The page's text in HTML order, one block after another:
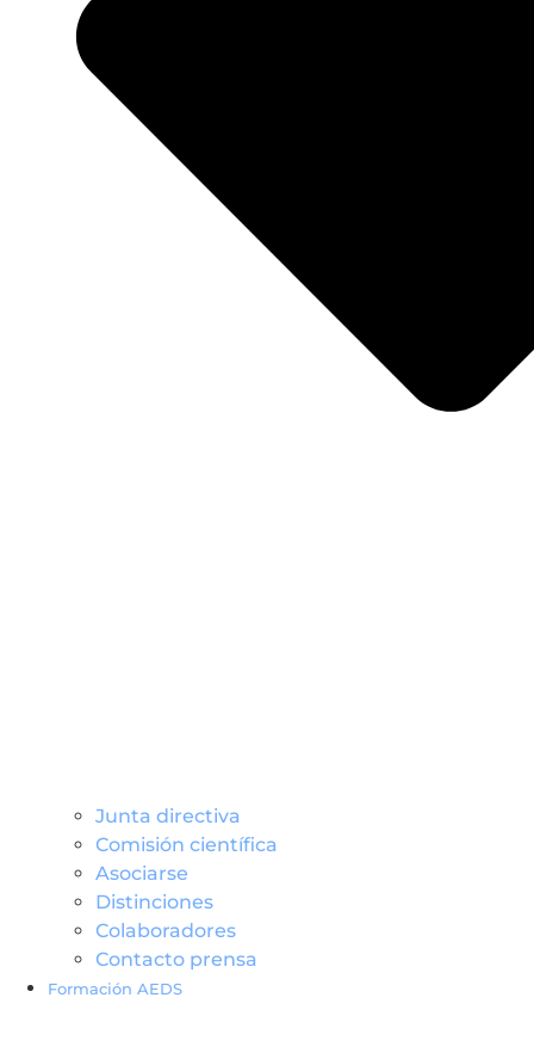
Junta directiva
Comisión científica
Asociarse
Distinciones
Colaboradores
Contacto prensa
Formación AEDS